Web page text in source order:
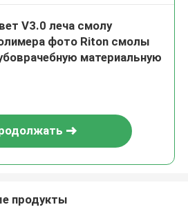
V3.0 леча смолу
фото Riton смолы
материальную
продукты